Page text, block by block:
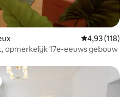
Gemiddelde
4,93 (118)
opmerkelijk 17e-eeuws gebouw